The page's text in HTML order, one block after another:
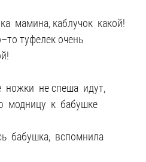
мамина, каблучок какой!
туфелек очень
ножки не спеша идут,
модницу к бабушке
бабушка, вспомнила